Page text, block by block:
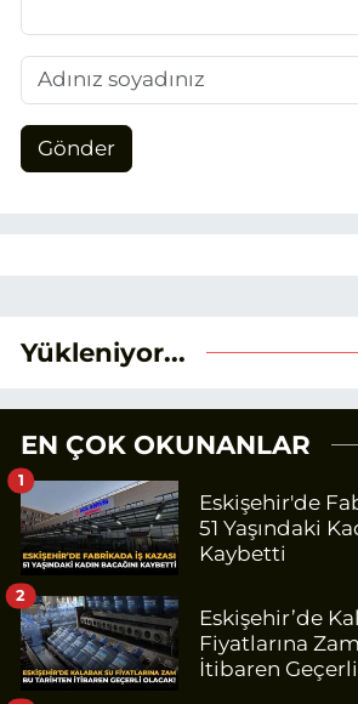
Gönder
Yükleniyor...
EN ÇOK OKUNANLAR
Eskişehir'de
51 Yaşındaki
Kaybetti
1
Eskişehir’de
Fiyatlarına
İtibaren
2